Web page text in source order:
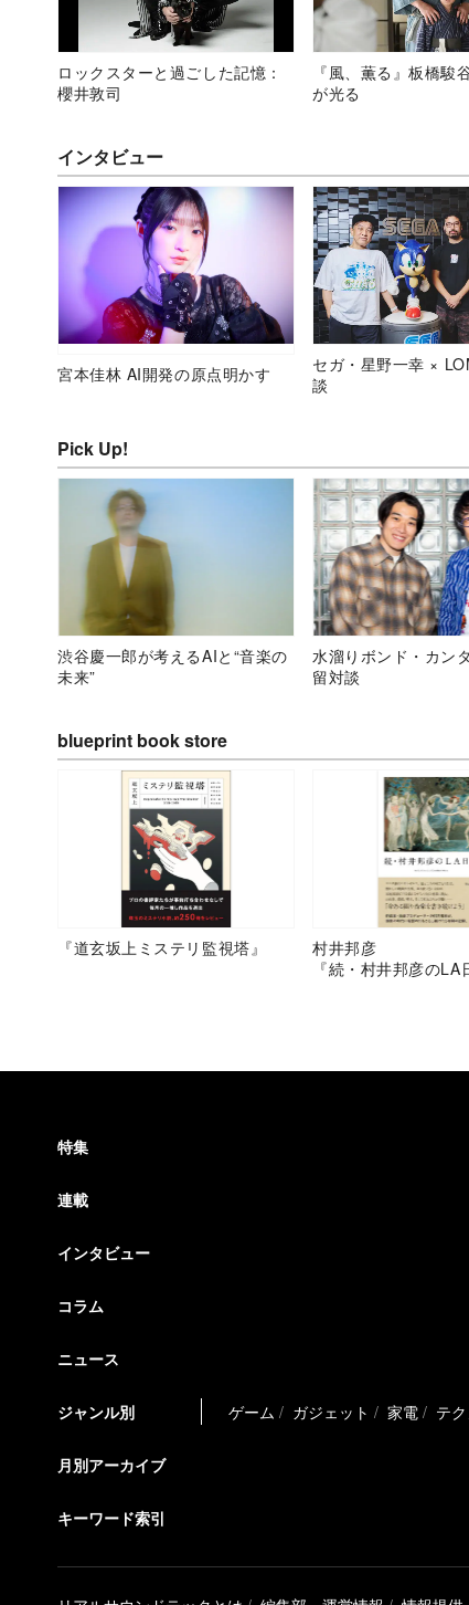
ロックスターと過ごした記憶：
櫻井敦司
『風、薫る』板橋駿
が光る
インタビュー
宮本佳林 AI開発の原点明かす
セガ・星野一幸 ×
談
Pick Up!
渋谷慶一郎が考えるAIと“音楽の
未来”
水溜りボンド・カン
留対談
blueprint book store
『道玄坂上ミステリ監視塔』
村井邦彦
『続・村井邦彦のLA
特集
連載
インタビュー
コラム
ニュース
ジャンル別 ゲーム ガジェット 家電 テ
月別アーカイブ
キーワード索引